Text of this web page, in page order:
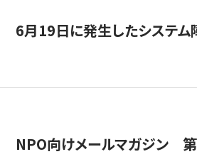
6月19日に発生したシステム
NPO向けメールマガジン